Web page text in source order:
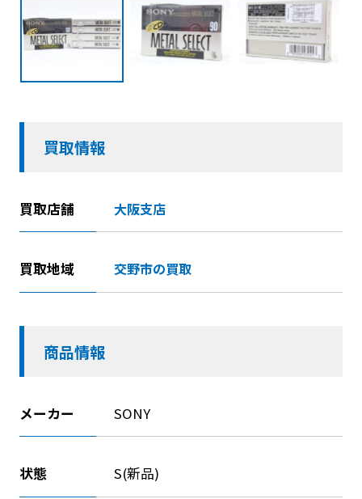
買取情報
買取店舗 大阪支店
買取地域 交野市の買取
商品情報
メーカー SONY
状態 S(新品)